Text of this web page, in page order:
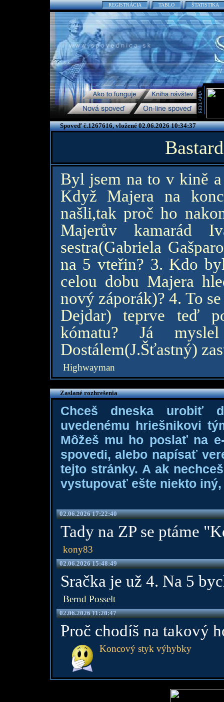
REGISTRÁCIA TABLO ŠTATISTIKA
Spoveď č.1267616, vložené 02.06.2026 10:34:37
Byl jsem na to v kině
Když Majera na
našli,tak proč ho
Majerův kamarád
sestra(Gabriela
na 5 vteřin? 3. Kdo
celou dobu Majera
nový záporák)? 4. To
Dejdar) teprve teď
kómatu? Já
Dostálem(J.Šťastný)
Highwayman
Zaslané rozhrešenia
Chceš dneska urobiť
uvedenému hriešnikovi
Môžeš mu ho poslať na
spovedi, alebo napísať
tejto stránky. A ak
vystupovať ešte niekto
02.06.2026 17:22:40
Tady na ZP se ptáme
kony83
02.06.2026 15:48:49
Sračka je už 4. Na 5
Bernd Posselt
02.06.2026 11:20:47
Proč chodíš na takový
Koncový styk výhybky